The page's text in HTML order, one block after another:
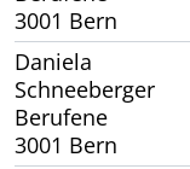
3001 Bern
Daniela
Schneeberger
Berufene
3001 Bern